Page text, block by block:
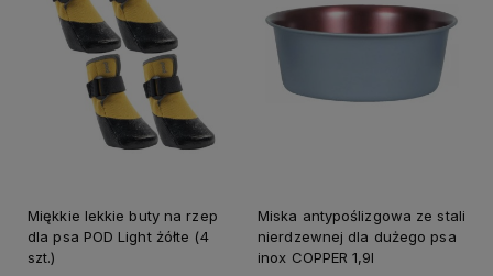
Miękkie lekkie buty na rzep
dla psa POD Light żółte (4
szt.)
Miska antypoślizgowa ze stali
nierdzewnej dla dużego psa
inox COPPER 1,9l